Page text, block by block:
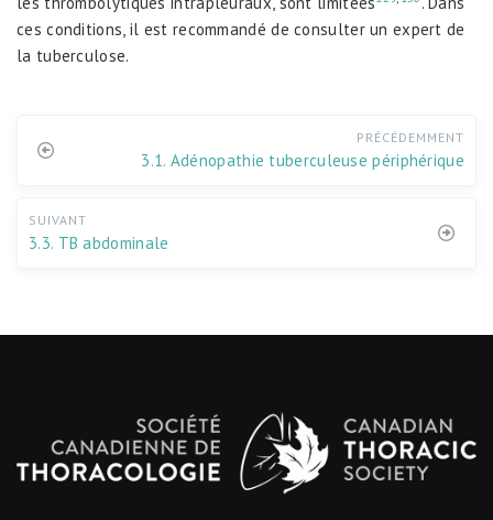
ces conditions, il est recommandé de consulter un expert de
la tuberculose.
PRÉCÉDEMMENT
3.1. Adénopathie tuberculeuse périphérique
SUIVANT
3.3. TB abdominale